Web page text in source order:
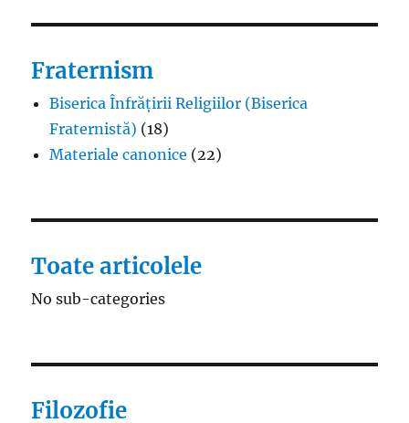
Fraternism
Biserica Înfrățirii Religiilor (Biserica
Fraternistă) (18)
Materiale canonice (22)
Toate articolele
No sub-categories
Filozofie